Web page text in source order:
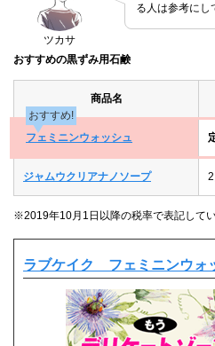
ツカサ
る人は参考にし
おすすめの黒ずみ用石鹸
商品名
おすすめ!
フェミニンウォッシュ
ジャムウクリアナノソープ
※2019年10月1日以降の税率で表記してい
ラブケイク フェミニンウォ